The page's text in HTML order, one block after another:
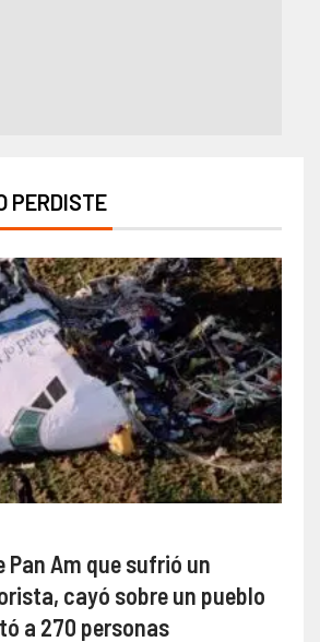
PERDISTE
Pan Am que sufrió un
cayó sobre un pueblo
a 270 personas